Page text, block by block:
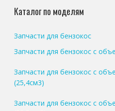
Каталог по моделям
Запчасти для бензокос
Запчасти для бензокос с
Запчасти для бензокос с
(25,4см3)
Запчасти для бензокос с